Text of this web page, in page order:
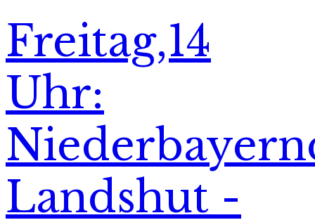
Freitag,14
Uhr:
Landshut -